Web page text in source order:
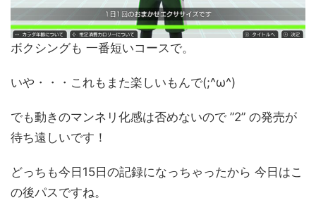
ボクシングも 一番短いコースで。
いや・・・これもまた楽しいもんで(;^ω^)
でも動きのマンネリ化感は否めないので ”2” の発売が
待ち遠しいです！
どっちも今日15日の記録になっちゃったから 今日はこ
の後パスですね。